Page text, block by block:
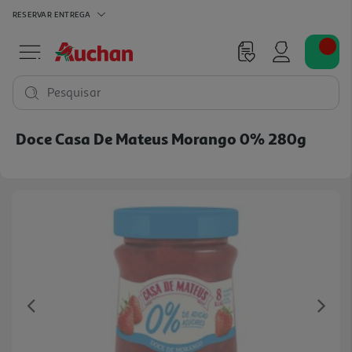
RESERVAR ENTREGA
Pesquisar
Doce Casa De Mateus Morango 0% 280g
Previous